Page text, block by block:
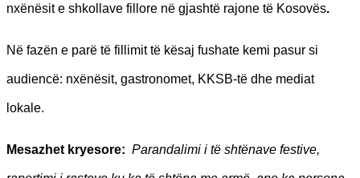
nxënësit e shkollave fillore në gjashtë rajone të Kosovës.
Në fazën e parë të fillimit të kësaj fushate kemi pasur si
audiencë: nxënësit, gastronomet, KKSB-të dhe mediat
lokale.
Mesazhet kryesore: Parandalimi i të shtënave festive,